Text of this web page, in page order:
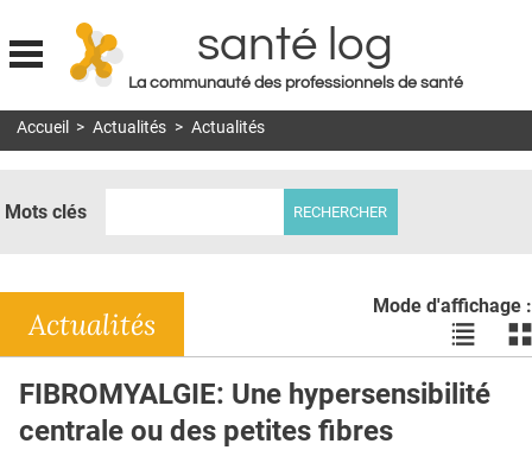
Jump to navigation
santé log
La communauté des professionnels de santé
MON COMPTE
DOSSIERS
RÉSEAUX
E-REVUE SAD
Accueil > Actualités > Actualités
Mots clés
Mode d'affichage :
Voir
les
en
les
Actualités
FIBROMYALGIE: Une hypersensibilité
centrale ou des petites fibres